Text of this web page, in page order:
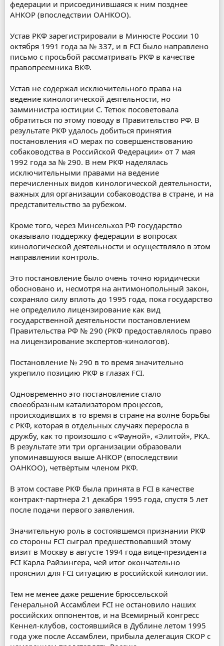
федерации и присоединившаяся к ним позднее
АНКОР (впоследствии ОАНКОО).
Устав РКФ зарегистрировали в Минюсте России 10
октября 1991 года за № 337, и в FCI было направлено
письмо с просьбой рассматривать РКФ в качестве
правопреемника ВКФ.
Устав не содержал исключительного права на
ведение кинологической деятельности, но
замминистра юстиции С. Тетюк посоветовала
обратиться по этому поводу в Правительство РФ. В
результате РКФ удалось добиться принятия
постановления «О мерах по совершенствованию
собаководства в Российской Федерации» от 7 мая
1992 года за № 290. В нем РКФ наделялась
исключительными правами на ведение
перечисленных видов кинологической деятельности,
важных для организации собаководства в стране, и на
представительство за рубежом.
Кроме того, через Минсельхоз РФ государство
оказывало поддержку федерации в вопросах
кинологической деятельности и осуществляло в этом
направлении контроль.
Это постановление было очень точно юридически
обосновано и, несмотря на антимонопольный закон,
сохраняло силу вплоть до 1995 года, пока государство
не определило лицензирование как вид
государственной деятельности постановлением
Правительства РФ № 290 (РКФ предоставлялось право
на лицензирование экспертов-кинологов).
Постановление № 290 в то время значительно
укрепило позицию РКФ в глазах FCI.
Одновременно это постановление стало
своеобразным катализатором процессов,
происходивших в то время в стране на волне борьбы
с РКФ, которая в отдельных случаях переросла в
дружбу, как то произошло с «Фауной», «Элитой», РКА.
В результате эти три организации образовали
упоминавшуюся выше АНКОР (впоследствии
ОАНКОО), четвёртым членом РКФ.
В этом составе РКФ была принята в FCI в качестве
контракт-партнера 21 декабря 1995 года, спустя 5 лет
после подачи первого заявления.
Значительную роль в состоявшемся признании РКФ
со стороны FCI сыграл предшествовавший этому
визит в Москву в августе 1994 года вице-президента
FCI Карла Райзингера, чей итог окончательно
прояснил для FCI ситуацию в российской кинологии.
Тем не менее даже решение брюссельской
Генеральной Ассамблеи FCI не остановило наших
российских оппонентов, и на Всемирный конгресс
Кеннел-клубов, состоявшийся в Дублине летом 1995
года уже после Ассамблеи, прибыла делегация СКОР с